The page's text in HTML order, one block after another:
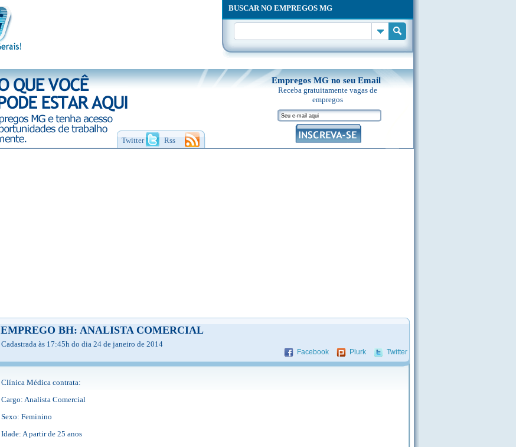
BUSCAR NO EMPREGOS MG
Twitter Rss
Empregos MG no seu Email
Receba gratuitamente vagas de
empregos
EMPREGO BH: ANALISTA COMERCIAL
Cadastrada às 17:45h do dia 24 de janeiro de 2014
Facebook Plurk Twitter
Clínica Médica contrata:
Cargo: Analista Comercial
Sexo: Feminino
Idade: A partir de 25 anos